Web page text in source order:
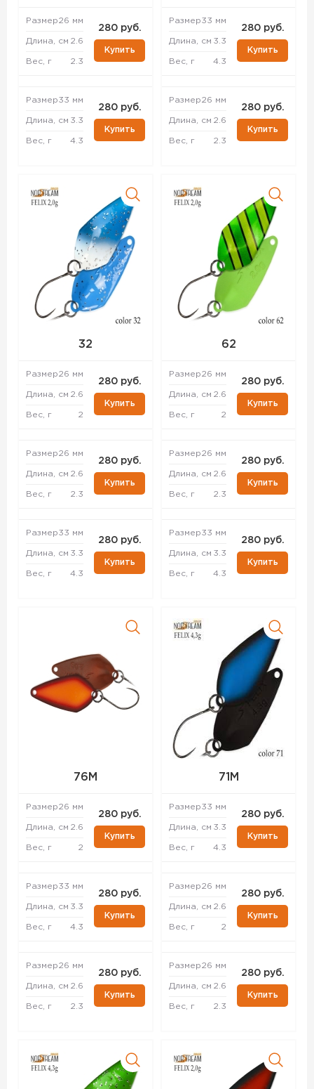
Размер26 мм
Длина, см 2.6
Вес, г 2.3
280 руб.
Купить
Размер33 мм
Длина, см 3.3
Вес, г 4.3
280 руб.
Купить
Размер33 мм
Длина, см 3.3
Вес, г 4.3
280 руб.
Купить
Размер26 мм
Длина, см 2.6
Вес, г 2.3
280 руб.
Купить
32
Размер26 мм
Длина, см 2.6
Вес, г 2
280 руб.
Купить
Размер26 мм
Длина, см 2.6
Вес, г 2.3
280 руб.
Купить
Размер33 мм
Длина, см 3.3
Вес, г 4.3
280 руб.
Купить
62
Размер26 мм
Длина, см 2.6
Вес, г 2
280 руб.
Купить
Размер26 мм
Длина, см 2.6
Вес, г 2.3
280 руб.
Купить
Размер33 мм
Длина, см 3.3
Вес, г 4.3
280 руб.
Купить
76M
Размер26 мм
Длина, см 2.6
Вес, г 2
280 руб.
Купить
Размер33 мм
Длина, см 3.3
Вес, г 4.3
280 руб.
Купить
Размер26 мм
Длина, см 2.6
Вес, г 2.3
280 руб.
Купить
71M
Размер33 мм
Длина, см 3.3
Вес, г 4.3
280 руб.
Купить
Размер26 мм
Длина, см 2.6
Вес, г 2
280 руб.
Купить
Размер26 мм
Длина, см 2.6
Вес, г 2.3
280 руб.
Купить